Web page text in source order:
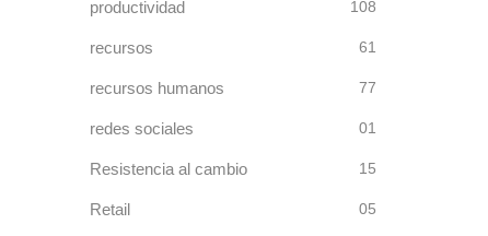
productividad 108
recursos 61
recursos humanos 77
redes sociales 01
Resistencia al cambio 15
Retail 05